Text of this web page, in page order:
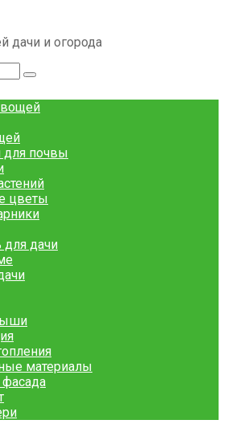
дачи и огорода
для почвы
цветы
для дачи
материалы